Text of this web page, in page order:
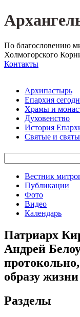
По благословению
Холмогорского
Контакты
Архипастырь
Епархия
Храмы и
Духовенство
История
Святые и
Вестник
Публикации
Фото
Видео
Календарь
Патриарх
Андрей
образу жизни
Разделы